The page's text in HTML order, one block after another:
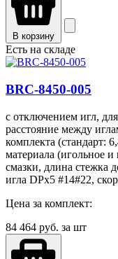
В корзину
Есть на складе
BRC-8450-005
с отключением игл,
расстояние между
комплекта (стандарт:
материала (игольное и
смазки, длина стежка
игла DPx5 #14#22,
Цена за комплект:
84 464 руб. за шт